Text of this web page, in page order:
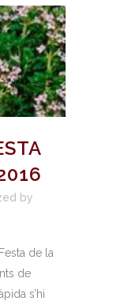
by
de la
de
s’hi